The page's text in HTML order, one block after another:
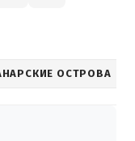
ОСТРОВА